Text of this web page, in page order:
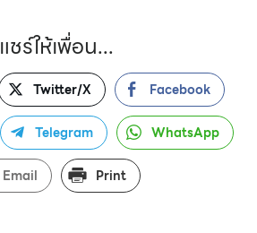
แชร์ให้เพื่อน...
Twitter/X Facebook
Telegram WhatsApp
Email Print